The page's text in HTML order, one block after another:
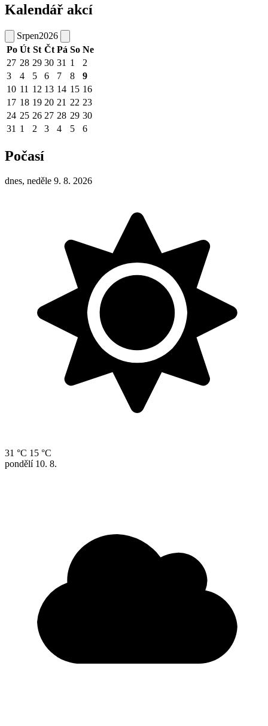
Kalendář akcí
Srpen2026
Po Út St Čt Pá So Ne
27 28 29 30 31 1
2
3
4 5 6 7 8
9
10 11 12 13 14 15 16
17 18 19 20 21 22 23
24 25 26 27 28 29 30
31 1 2 3 4 5 6
Počasí
dnes, neděle 9. 8. 2026
31 °C 15 °C
pondělí 10. 8.